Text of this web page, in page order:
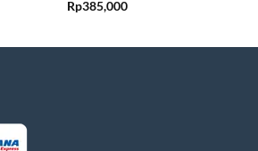
Rp385,000